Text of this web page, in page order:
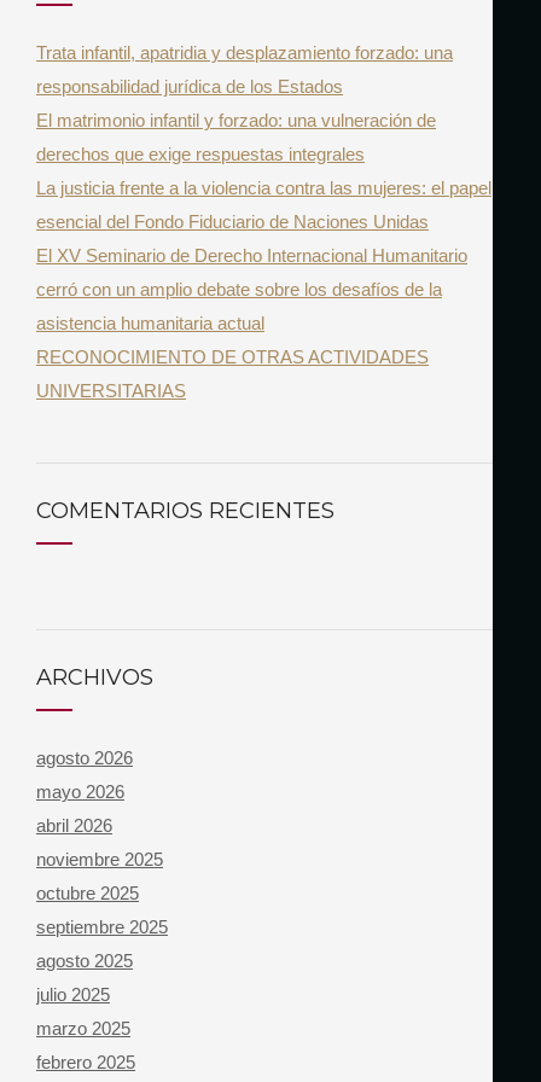
f
o
r
:
Trata infantil, apatridia y desplazamiento forzado: una
responsabilidad jurídica de los Estados
El matrimonio infantil y forzado: una vulneración de
derechos que exige respuestas integrales
La justicia frente a la violencia contra las mujeres: el papel
esencial del Fondo Fiduciario de Naciones Unidas
El XV Seminario de Derecho Internacional Humanitario
cerró con un amplio debate sobre los desafíos de la
asistencia humanitaria actual
RECONOCIMIENTO DE OTRAS ACTIVIDADES
UNIVERSITARIAS
COMENTARIOS RECIENTES
ARCHIVOS
agosto 2026
mayo 2026
abril 2026
noviembre 2025
octubre 2025
septiembre 2025
agosto 2025
julio 2025
marzo 2025
febrero 2025